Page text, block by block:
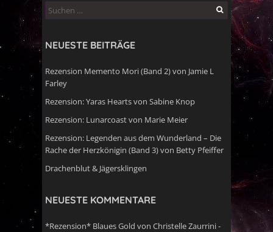
Suchen
nach:
NEUESTE BEITRÄGE
Rezension Memento Mori (Band 2) von Jamie L
Farley
Rezension: Yaras Hearts von Sabine Knop
Rezension: Lunarcoast von Marie Meier
Rezension: Legenden aus dem Wunderland – Die
Rache der Herzkönigin (Band 3) von Betty Pfeiffer
Drachenblut & Jägersklingen
NEUESTE KOMMENTARE
*Rezension* Blaues Gold von Christelle Zaurrini -